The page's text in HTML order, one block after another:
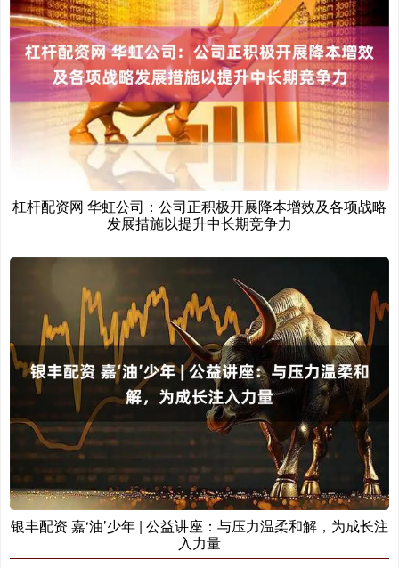
杠杆配资网 华虹公司：公司正积极开展降本增效及各项战略
发展措施以提升中长期竞争力
银丰配资 嘉‘油’少年 | 公益讲座：与压力温柔和解，为成长注
入力量